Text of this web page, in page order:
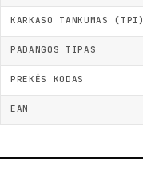
KARKASO TANKUMAS (TPI)
PADANGOS TIPAS
PREKĖS KODAS
EAN